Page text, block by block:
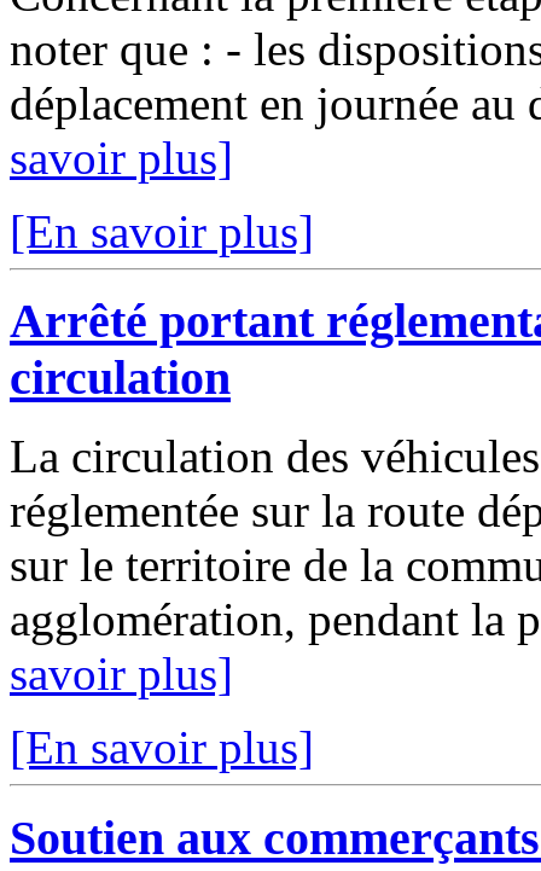
noter que : - les
déplacement en journée
savoir plus]
[En savoir plus]
Arrêté portant
circulation
La circulation des
réglementée sur la route
sur le territoire de la
agglomération, pendant la
savoir plus]
[En savoir plus]
Soutien aux